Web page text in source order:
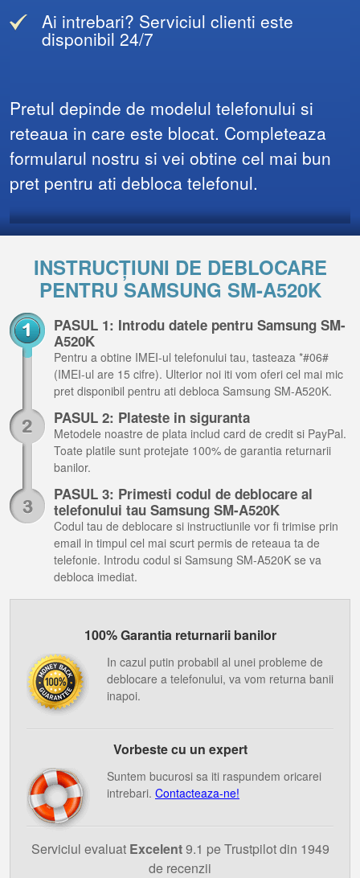
Ai intrebari? Serviciul clienti este
disponibil 24/7
Pretul depinde de modelul telefonului si
reteaua in care este blocat. Completeaza
formularul nostru si vei obtine cel mai bun
pret pentru ati debloca telefonul.
INSTRUCȚIUNI DE DEBLOCARE
PENTRU SAMSUNG SM-A520K
PASUL 1: Introdu datele pentru Samsung SM-
A520K
Pentru a obtine IMEI-ul telefonului tau, tasteaza *#06#
(IMEI-ul are 15 cifre). Ulterior noi iti vom oferi cel mai mic
pret disponibil pentru ati debloca Samsung SM-A520K.
PASUL 2: Plateste in siguranta
Metodele noastre de plata includ card de credit si PayPal.
Toate platile sunt protejate 100% de garantia returnarii
banilor.
PASUL 3: Primesti codul de deblocare al
telefonului tau Samsung SM-A520K
Codul tau de deblocare si instructiunile vor fi trimise prin
email in timpul cel mai scurt permis de reteaua ta de
telefonie. Introdu codul si Samsung SM-A520K se va
debloca imediat.
100% Garantia returnarii banilor
In cazul putin probabil al unei probleme de
deblocare a telefonului, va vom returna banii
inapoi.
Vorbeste cu un expert
Suntem bucurosi sa iti raspundem oricarei
intrebari. Contacteaza-ne!
Serviciul evaluat Excelent9.1 pe Trustpilot din 1949
de recenzii